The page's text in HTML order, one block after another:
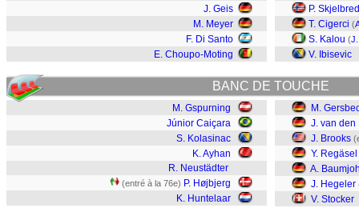
J. Geis
M. Meyer
F. Di Santo
E. Choupo-Moting
P. Skjelbred
T. Cigerci (
S. Kalou (
V. Ibisevic
BANC DE TOUCHE
M. Gspurning
Júnior Caiçara
S. Kolasinac
K. Ayhan
R. Neustädter
(entré à la 76e) P. Højbjerg
K. Huntelaar
M.
J. van den
J. Brooks
Y. Regäsel
A.
J. Hegeler
V. Stocker